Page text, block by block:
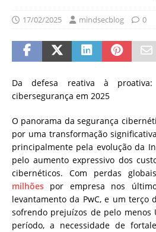
17/02/2025 mindsecblog 0
Da defesa reativa à
cibersegurança em 2025
O panorama da segurança
por uma transformação
principalmente pela evolução da
pelo aumento expressivo dos
cibernéticos. Com perdas
milhões por empresa nos
levantamento da PwC, e um terço
sofrendo prejuízos de pelo menos
período, a necessidade de